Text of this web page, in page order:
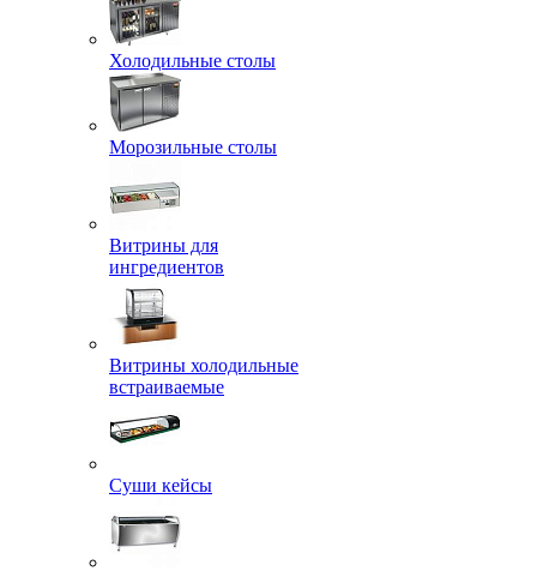
Холодильные столы
Морозильные столы
Витрины для
ингредиентов
Витрины холодильные
встраиваемые
Суши кейсы